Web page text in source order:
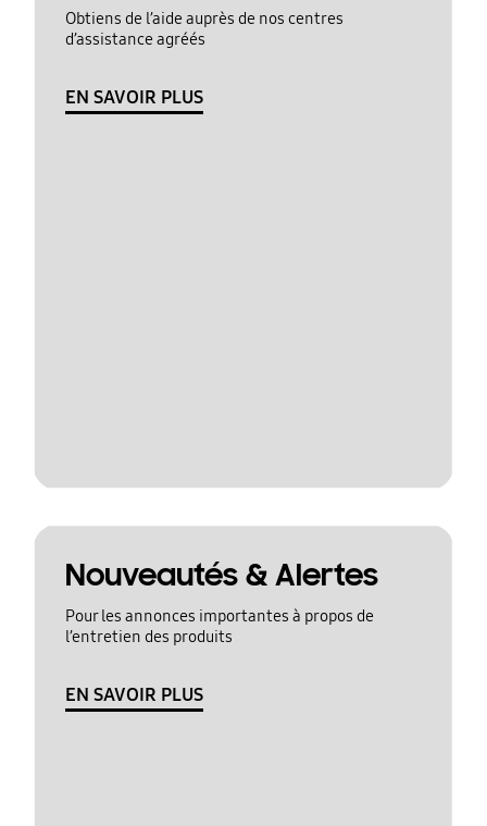
Obtiens de l’aide auprès de nos centres
d’assistance agréés
EN SAVOIR PLUS
Nouveautés & Alertes
Pour les annonces importantes à propos de
l’entretien des produits
EN SAVOIR PLUS